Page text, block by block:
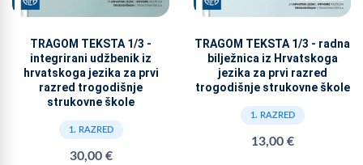
TRAGOM TEKSTA 1/3 -
integrirani udžbenik iz
hrvatskoga jezika za prvi
razred trogodišnje
strukovne škole
1. RAZRED
30,00 €
TRAGOM TEKSTA 1/3 - radna
bilježnica iz Hrvatskoga
jezika za prvi razred
trogodišnje strukovne škole
1. RAZRED
13,00 €